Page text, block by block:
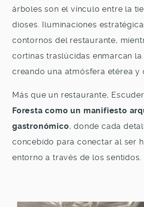
árboles son el vínculo entre la
dioses. Iluminaciones
contornos del restaurante,
cortinas traslúcidas enmarcan la
creando una atmósfera etérea y
Más que un restaurante,
Foresta como un manifiesto
gastronómico, donde cada
concebido para conectar al ser
entorno a través de los sentidos.